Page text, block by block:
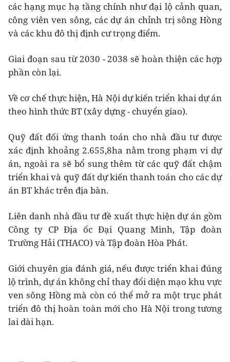
các hạng mục hạ tầng chính như đại lộ cảnh quan,
công viên ven sông, các dự án chỉnh trị sông Hồng
và các khu đô thị định cư trọng điểm.
Giai đoạn sau từ 2030 - 2038 sẽ hoàn thiện các hợp
phần còn lại.
Về cơ chế thực hiện, Hà Nội dự kiến triển khai dự án
theo hình thức BT (xây dựng - chuyển giao).
Quỹ đất đối ứng thanh toán cho nhà đầu tư được
xác định khoảng 2.655,8ha nằm trong phạm vi dự
án, ngoài ra sẽ bổ sung thêm từ các quỹ đất chậm
triển khai và quỹ đất dự kiến thanh toán cho các dự
án BT khác trên địa bàn.
Liên danh nhà đầu tư đề xuất thực hiện dự án gồm
Công ty CP Địa ốc Đại Quang Minh, Tập đoàn
Trường Hải (THACO) và Tập đoàn Hòa Phát.
Giới chuyên gia đánh giá, nếu được triển khai đúng
lộ trình, dự án không chỉ thay đổi diện mạo khu vực
ven sông Hồng mà còn có thể mở ra một trục phát
triển đô thị hoàn toàn mới cho Hà Nội trong tương
lai dài hạn.